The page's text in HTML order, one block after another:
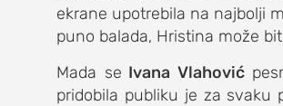
ekrane upotrebila na najbolji
puno balada, Hristina može
Mada se Ivana Vlahović
pridobila publiku je za svaku